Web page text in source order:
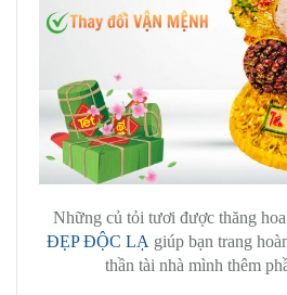
Những củ tỏi tươi được thăng
ĐẸP ĐỘC LẠ giúp bạn trang
thần tài nhà mình thêm